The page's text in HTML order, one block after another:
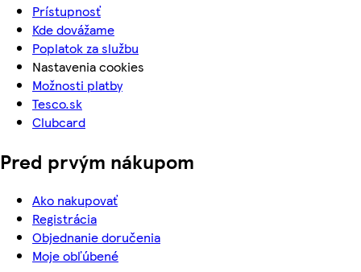
Prístupnosť
Kde dovážame
Poplatok za službu
Nastavenia cookies
Možnosti platby
Tesco.sk
Clubcard
Pred prvým nákupom
Ako nakupovať
Registrácia
Objednanie doručenia
Moje obľúbené